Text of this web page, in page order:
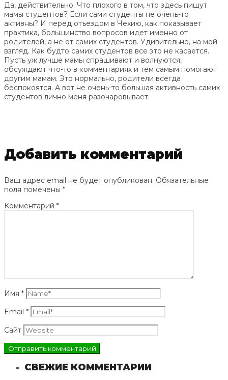
Да, действительно. Что плохого в том, что здесь пишут
мамы студентов? Если сами студенты не очень-то
активны? И перед отъездом в Чехию, как показывает
практика, большинство вопросов идет именно от
родителей, а не от самих студентов. Удивительно, на мой
взгляд. Как будто самих студентов все это не касается.
Пусть уж лучше мамы спрашивают и волнуются,
обсуждают что-то в комментариях и тем самым помогают
другим мамам. Это нормально, родители всегда
беспокоятся. А вот не очень-то большая активность самих
студентов лично меня разочаровывает.
Добавить комментарий
Ваш адрес email не будет опубликован. Обязательные
поля помечены *
Комментарий *
Имя *
Email *
Сайт
СВЕЖИЕ КОММЕНТАРИИ